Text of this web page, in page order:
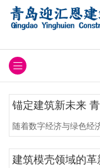
随着数字经济与绿色经